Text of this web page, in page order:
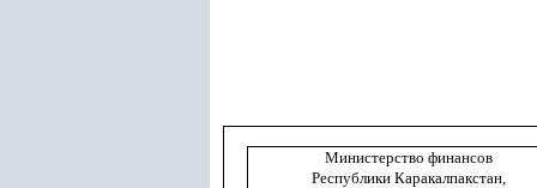
Министерство финансов
Республики Каракалпакстан,